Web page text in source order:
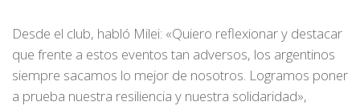
Desde el club, habló Milei: «Quiero reflexionar y destacar
que frente a estos eventos tan adversos, los argentinos
siempre sacamos lo mejor de nosotros. Logramos poner
a prueba nuestra resiliencia y nuestra solidaridad»,